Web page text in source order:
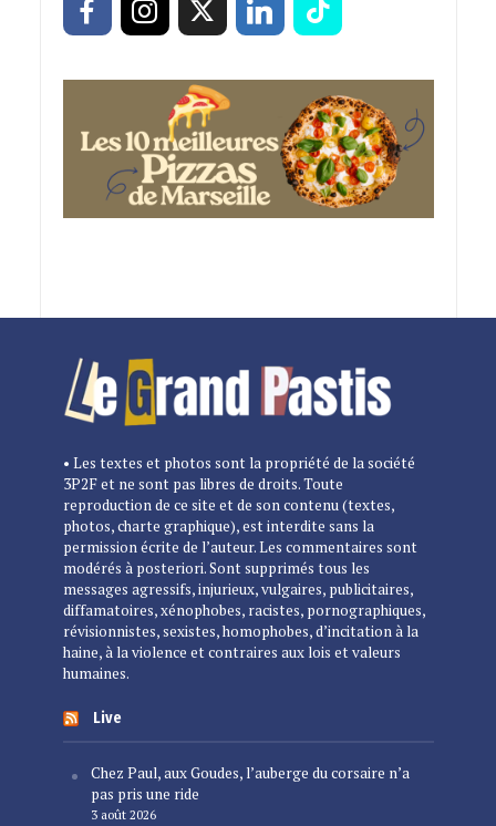
• Les textes et photos sont la propriété de la société
3P2F et ne sont pas libres de droits. Toute
reproduction de ce site et de son contenu (textes,
photos, charte graphique), est interdite sans la
permission écrite de l’auteur. Les commentaires sont
modérés à posteriori. Sont supprimés tous les
messages agressifs, injurieux, vulgaires, publicitaires,
diffamatoires, xénophobes, racistes, pornographiques,
révisionnistes, sexistes, homophobes, d’incitation à la
haine, à la violence et contraires aux lois et valeurs
humaines.
Live
Chez Paul, aux Goudes, l’auberge du corsaire n’a
pas pris une ride
3 août 2026